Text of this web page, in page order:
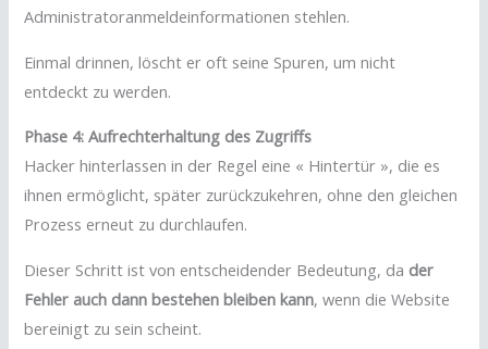
Administratoranmeldeinformationen stehlen.
Einmal drinnen, löscht er oft seine Spuren, um nicht
entdeckt zu werden.
Phase 4: Aufrechterhaltung des Zugriffs
Hacker hinterlassen in der Regel eine « Hintertür », die es
ihnen ermöglicht, später zurückzukehren, ohne den gleichen
Prozess erneut zu durchlaufen.
Dieser Schritt ist von entscheidender Bedeutung, da der
Fehler auch dann bestehen bleiben kann, wenn die Website
bereinigt zu sein scheint.